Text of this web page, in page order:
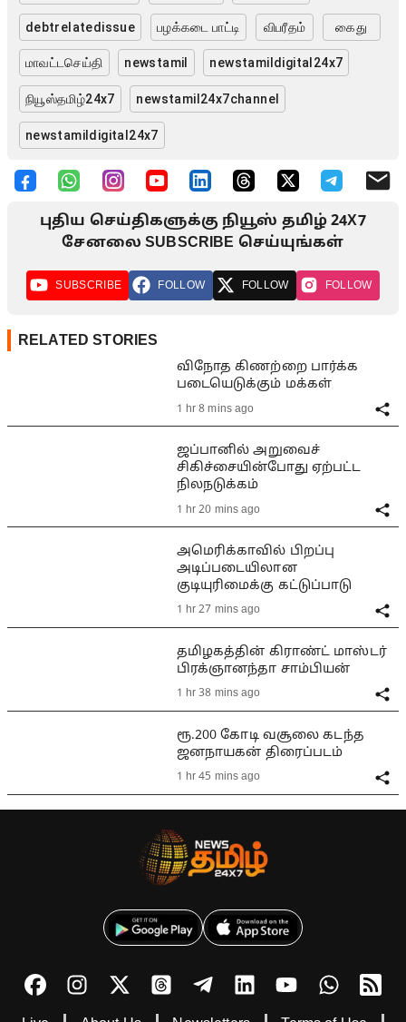
debtrelatedissue பழக்கடை பாட்டி விபரீதம் கைது
மாவட்டசெய்தி newstamil newstamildigital24x7
நியூஸ்தமிழ்24x7 newstamil24x7channel
newstamildigital24x7
புதிய செய்திகளுக்கு நியூஸ் தமிழ் 24X7
சேனலை SUBSCRIBE செய்யுங்கள்
SUBSCRIBE FOLLOW FOLLOW FOLLOW
RELATED STORIES
விநோத கிணற்றை பார்க்க
படையெடுக்கும் மக்கள்
1 hr 8 mins ago
ஜப்பானில் அறுவைச்
சிகிச்சையின்போது ஏற்பட்ட
நிலநடுக்கம்
1 hr 20 mins ago
அமெரிக்காவில் பிறப்பு
அடிப்படையிலான
குடியுரிமைக்கு கட்டுப்பாடு
1 hr 27 mins ago
தமிழகத்தின் கிராண்ட் மாஸ்டர்
பிரக்ஞானந்தா சாம்பியன்
1 hr 38 mins ago
ரூ.200 கோடி வசூலை கடந்த
ஜனநாயகன் திரைப்படம்
1 hr 45 mins ago